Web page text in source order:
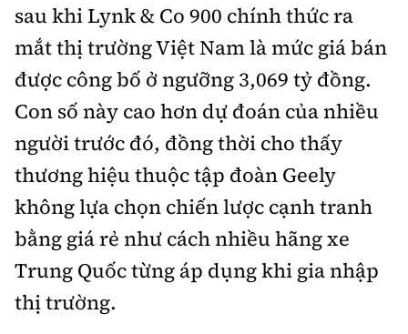
sau khi Lynk & Co 900 chính thức ra
mắt thị trường Việt Nam là mức giá bán
được công bố ở ngưỡng 3,069 tỷ đồng.
Con số này cao hơn dự đoán của nhiều
người trước đó, đồng thời cho thấy
thương hiệu thuộc tập đoàn Geely
không lựa chọn chiến lược cạnh tranh
bằng giá rẻ như cách nhiều hãng xe
Trung Quốc từng áp dụng khi gia nhập
thị trường.